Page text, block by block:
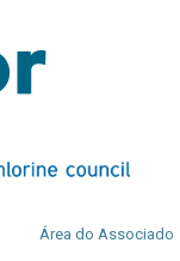
Área do Associado